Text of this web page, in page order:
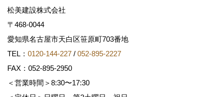
松美建設株式会社
〒468-0044
愛知県名古屋市天白区笹原町703番地
TEL： 0120-144-227 / 052-895-2227
FAX：052-895-2950
＜営業時間＞8:30〜17:30